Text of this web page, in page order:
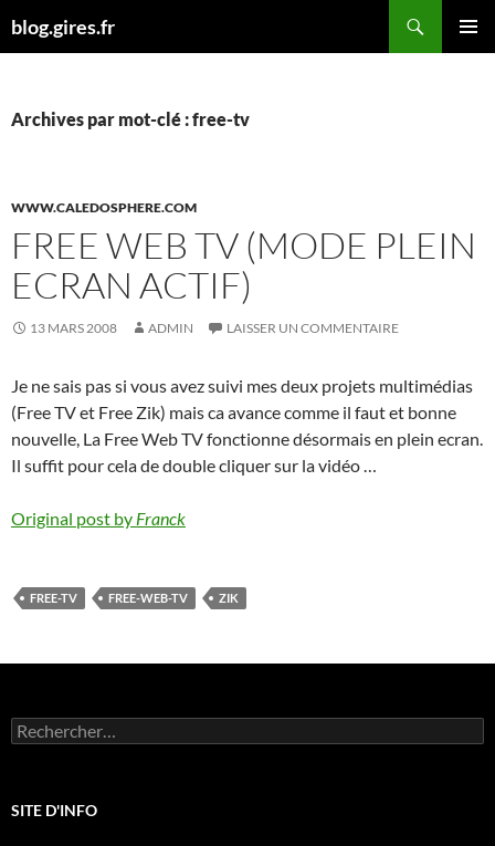
aublog.gires.fr
Archives par mot-clé : free-tv
WWW.CALEDOSPHERE.COM
FREE WEB TV (MODE PLEIN
ECRAN ACTIF)
13 MARS 2008 ADMIN LAISSER UN COMMENTAIRE
Je ne sais pas si vous avez suivi mes deux projets multimédias
(Free TV et Free Zik) mais ca avance comme il faut et bonne
nouvelle, La Free Web TV fonctionne désormais en plein ecran.
Il suffit pour cela de double cliquer sur la vidéo …
Original post by Franck
FREE-TV FREE-WEB-TV ZIK
Rechercher :
SITE D'INFO